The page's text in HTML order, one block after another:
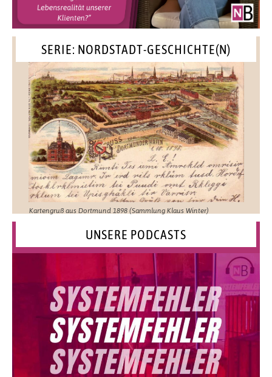
SERIE: NORDSTADT-GESCHICHTE(N)
Kartengruß aus Dortmund 1898 (Sammlung Klaus Winter)
UNSERE PODCASTS